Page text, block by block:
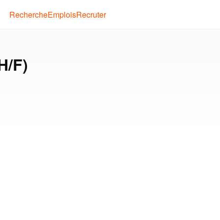
RechercheEmploisRecruter
F)